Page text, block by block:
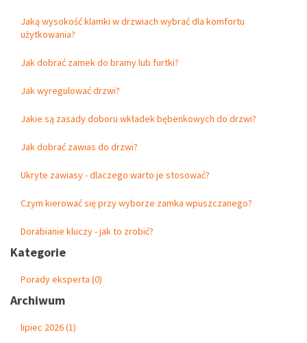
Jaką wysokość klamki w drzwiach wybrać dla komfortu
użytkowania?
Jak dobrać zamek do bramy lub furtki?
Jak wyregulować drzwi?
Jakie są zasady doboru wkładek bębenkowych do drzwi?
Jak dobrać zawias do drzwi?
Ukryte zawiasy - dlaczego warto je stosować?
Czym kierować się przy wyborze zamka wpuszczanego?
Dorabianie kluczy - jak to zrobić?
Kategorie
Porady eksperta (0)
Archiwum
lipiec 2026 (1)